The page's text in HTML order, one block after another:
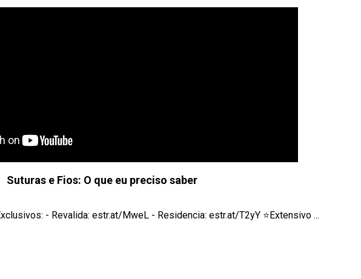
Suturas e Fios: O que eu preciso saber
- Revalida: estr.at/MweL - Residencia: estr.at/T2yY ⭐Extensivo ...